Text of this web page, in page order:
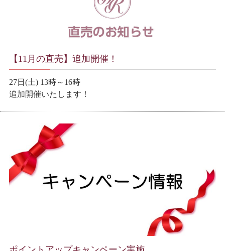
【11月の直売】追加開催！
27日(土) 13時～16時
追加開催いたします！